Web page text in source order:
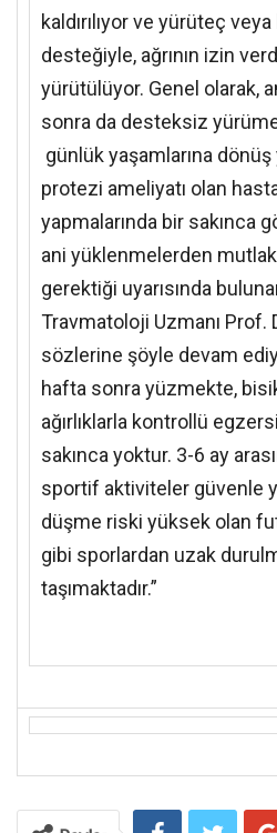
kaldırılıyor ve yürüteç
desteğiyle, ağrının izin
yürütülüyor. Genel olarak,
sonra da desteksiz
günlük yaşamlarına
protezi ameliyatı olan
yapmalarında bir sakınca
ani yüklenmelerden
gerektiği uyarısında
Travmatoloji Uzmanı Prof.
sözlerine şöyle devam
hafta sonra yüzmekte,
ağırlıklarla kontrollü
sakınca yoktur. 3-6 ay
sportif aktiviteler güvenle
düşme riski yüksek olan
gibi sporlardan uzak
taşımaktadır.”